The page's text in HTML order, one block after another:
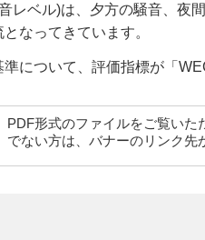
レベル)は、夕方の騒音、夜
なってきています。
について、評価指標が「
PDF形式のファイルをご覧いた
でない方は、バナーのリンク先